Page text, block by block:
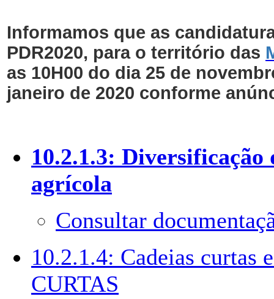
Informamos que as
PDR2020, para o território das
as 10H00 do dia 25 de
janeiro de 2020 conforme
10.2.1.3: Diversificação
agrícola
Consultar
10.2.1.4: Cadeias curtas
CURTAS